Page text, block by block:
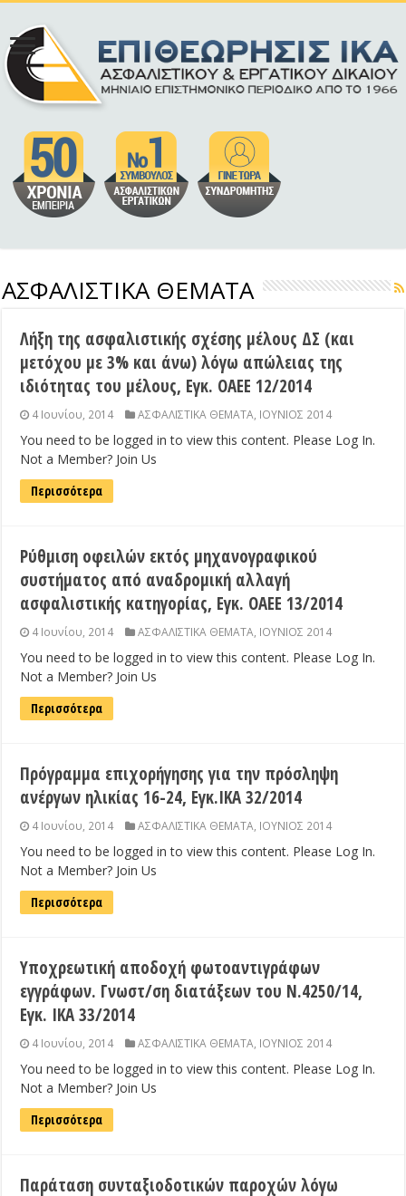
ΑΣΦΑΛΙΣΤΙΚΑ ΘΕΜΑΤΑ
Λήξη της ασφαλιστικής σχέσης μέλους ΔΣ (και
μετόχου με 3% και άνω) λόγω απώλειας της
ιδιότητας του μέλους, Εγκ. ΟΑΕΕ 12/2014
4 Ιουνίου, 2014 ΑΣΦΑΛΙΣΤΙΚΑ ΘΕΜΑΤΑ, ΙΟΥΝΙΟΣ 2014
You need to be logged in to view this content. Please Log In.
Not a Member? Join Us
Περισσότερα
Ρύθμιση οφειλών εκτός μηχανογραφικού
συστήματος από αναδρομική αλλαγή
ασφαλιστικής κατηγορίας, Εγκ. ΟΑΕΕ 13/2014
4 Ιουνίου, 2014 ΑΣΦΑΛΙΣΤΙΚΑ ΘΕΜΑΤΑ, ΙΟΥΝΙΟΣ 2014
You need to be logged in to view this content. Please Log In.
Not a Member? Join Us
Περισσότερα
Πρόγραμμα επιχορήγησης για την πρόσληψη
ανέργων ηλικίας 16-24, Εγκ.ΙΚΑ 32/2014
4 Ιουνίου, 2014 ΑΣΦΑΛΙΣΤΙΚΑ ΘΕΜΑΤΑ, ΙΟΥΝΙΟΣ 2014
You need to be logged in to view this content. Please Log In.
Not a Member? Join Us
Περισσότερα
Υποχρεωτική αποδοχή φωτοαντιγράφων
εγγράφων. Γνωστ/ση διατάξεων του Ν.4250/14,
Εγκ. ΙΚΑ 33/2014
4 Ιουνίου, 2014 ΑΣΦΑΛΙΣΤΙΚΑ ΘΕΜΑΤΑ, ΙΟΥΝΙΟΣ 2014
You need to be logged in to view this content. Please Log In.
Not a Member? Join Us
Περισσότερα
Παράταση συνταξιοδοτικών παροχών λόγω